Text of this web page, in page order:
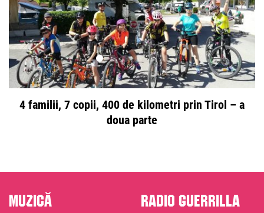
4 familii, 7 copii, 400 de kilometri prin Tirol – a
doua parte
Muzică Radio Guerrilla